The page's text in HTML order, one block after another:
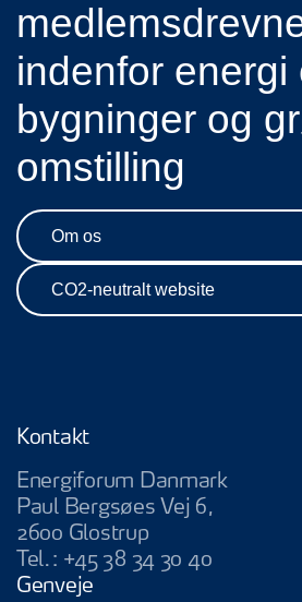
indenfor energi
bygninger og
omstilling
Om os
CO2-neutralt website
Kontakt
Energiforum Danmark
Paul Bergsøes Vej 6,
2600 Glostrup
Tel.: +45 38 34 30 40
Genveje